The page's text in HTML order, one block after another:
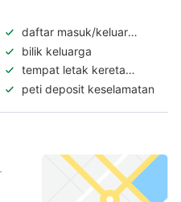
daftar masuk/keluar
[ekspres]
bilik keluarga
tempat letak kereta
[berhampiran]
peti deposit keselamatan